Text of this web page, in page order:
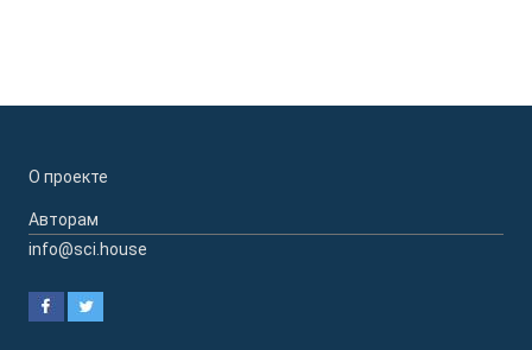
О проекте
Авторам
info@sci.house